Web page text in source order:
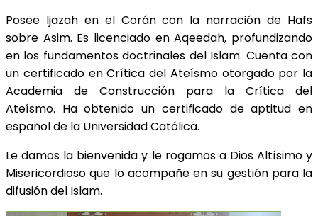
Posee Ijazah en el Corán con la narración de Hafs
sobre Asim. Es licenciado en Aqeedah, profundizando
en los fundamentos doctrinales del Islam. Cuenta con
un certificado en Crítica del Ateísmo otorgado por la
Academia de Construcción para la Crítica del
Ateísmo. Ha obtenido un certificado de aptitud en
español de la Universidad Católica.
Le damos la bienvenida y le rogamos a Dios Altísimo y
Misericordioso que lo acompañe en su gestión para la
difusión del Islam.